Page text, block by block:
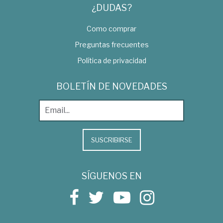
¿DUDAS?
Como comprar
Preguntas frecuentes
Política de privacidad
BOLETÍN DE NOVEDADES
SUSCRIBIRSE
SÍGUENOS EN